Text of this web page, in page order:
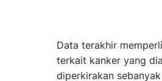
Data terakhir
terkait kanker yang
diperkirakan